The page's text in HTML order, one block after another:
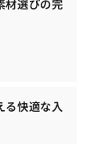
材選びの完
る快適な入